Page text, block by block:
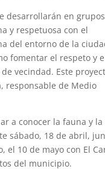
desarrollarán en grupos
y respetuosa con el
del entorno de la
fomentar el respeto y
vecindad. Este
responsable de Medio
a conocer la fauna y la
sábado, 18 de abril,
el 10 de mayo con El
del municipio.